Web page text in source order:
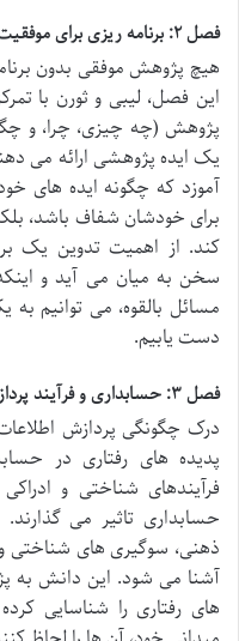
فصل ۲: برنامه ریزی برای موفقیت در پژوهش
هیچ پژوهش موفقی بدون
این فصل، لیبی و ثورن با
پژوهش (چه چیزی، چرا، و
یک ایده پژوهشی ارائه می
آموزد که چگونه ایده های
برای خودشان شفاف باشد،
کند. از اهمیت تدوین یک
سخن به میان می آید و
مسائل بالقوه، می توانیم
دست یابیم.
فصل ۳: حسابداری و فرآیند پردازش اطلاعات انسان
درک چگونگی پردازش
پدیده های رفتاری در
فرآیندهای شناختی و
حسابداری تاثیر می
ذهنی، سوگیری های شناختی
آشنا می شود. این دانش
های رفتاری را شناسایی